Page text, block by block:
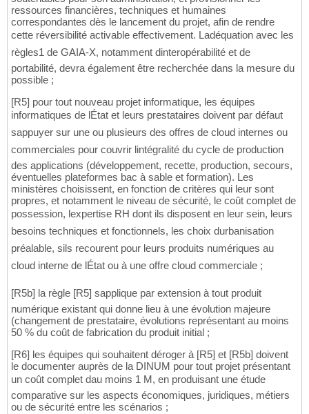
ressources financières, techniques et humaines
correspondantes dès le lancement du projet, afin de rendre
cette réversibilité activable effectivement. Ladéquation avec les
règles1 de GAIA-X, notamment dinteropérabilité et de
portabilité, devra également être recherchée dans la mesure du
possible ;
[R5] pour tout nouveau projet informatique, les équipes
informatiques de lÉtat et leurs prestataires doivent par défaut
sappuyer sur une ou plusieurs des offres de cloud internes ou
commerciales pour couvrir lintégralité du cycle de production
des applications (développement, recette, production, secours,
éventuelles plateformes bac à sable et formation). Les
ministères choisissent, en fonction de critères qui leur sont
propres, et notamment le niveau de sécurité, le coût complet de
possession, lexpertise RH dont ils disposent en leur sein, leurs
besoins techniques et fonctionnels, les choix durbanisation
préalable, sils recourent pour leurs produits numériques au
cloud interne de lÉtat ou à une offre cloud commerciale ;
[R5b] la règle [R5] sapplique par extension à tout produit
numérique existant qui donne lieu à une évolution majeure
(changement de prestataire, évolutions représentant au moins
50 % du coût de fabrication du produit initial ;
[R6] les équipes qui souhaitent déroger à [R5] et [R5b] doivent
le documenter auprès de la DINUM pour tout projet présentant
un coût complet dau moins 1 M, en produisant une étude
comparative sur les aspects économiques, juridiques, métiers
ou de sécurité entre les scénarios ;